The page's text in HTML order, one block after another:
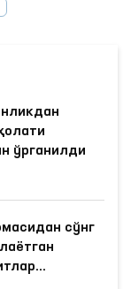
ўрганилди
сўнг